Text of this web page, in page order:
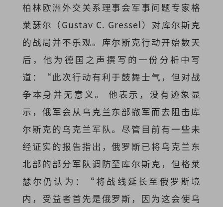
柏林欧洲外交关系理事会军事问题专家格
莱瑟尔（Gustav C. Gressel）对库尔斯克
的战局并不乐观。库尔斯克行动开始数天
后，他为德国之声撰写的一份分析中写
道：“此次行动有利于鼓舞士气，但对战
争本身并无意义。 他表示，没有迹象显
示，俄军会从乌克兰东部撤军而去阻击库
尔斯克的乌克兰军队。尽管目前有一些未
经证实的报告指出，俄罗斯已将乌克兰东
北部的部分军队调防至库尔斯克，但格莱
瑟尔仍认为：“将战线延长至俄罗斯境
内，受益者首先是俄罗斯，因为这会使乌